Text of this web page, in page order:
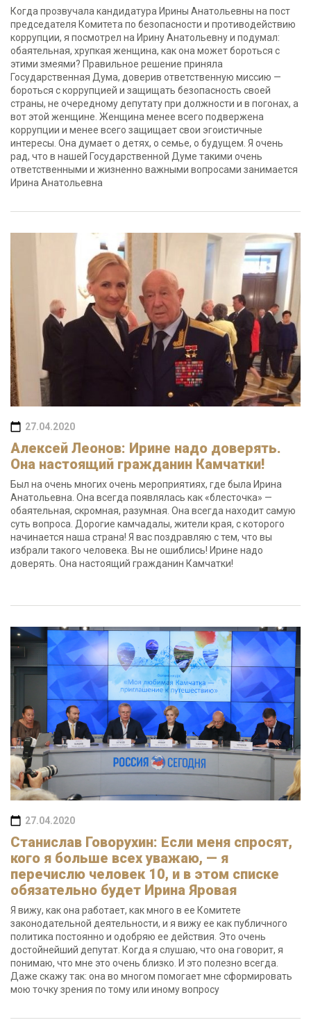
Когда прозвучала кандидатура Ирины Анатольевны на пост
председателя Комитета по безопасности и противодействию
коррупции, я посмотрел на Ирину Анатольевну и подумал:
обаятельная, хрупкая женщина, как она может бороться с
этими змеями? Правильное решение приняла
Государственная Дума, доверив ответственную миссию —
бороться с коррупцией и защищать безопасность своей
страны, не очередному депутату при должности и в погонах, а
вот этой женщине. Женщина менее всего подвержена
коррупции и менее всего защищает свои эгоистичные
интересы. Она думает о детях, о семье, о будущем. Я очень
рад, что в нашей Государственной Думе такими очень
ответственными и жизненно важными вопросами занимается
Ирина Анатольевна
27.04.2020
Алексей Леонов: Ирине надо доверять.
Она настоящий гражданин Камчатки!
Был на очень многих очень мероприятиях, где была Ирина
Анатольевна. Она всегда появлялась как «блесточка» —
обаятельная, скромная, разумная. Она всегда находит самую
суть вопроса. Дорогие камчадалы, жители края, с которого
начинается наша страна! Я вас поздравляю с тем, что вы
избрали такого человека. Вы не ошиблись! Ирине надо
доверять. Она настоящий гражданин Камчатки!
27.04.2020
Станислав Говорухин: Если меня спросят,
кого я больше всех уважаю, — я
перечислю человек 10, и в этом списке
обязательно будет Ирина Яровая
Я вижу, как она работает, как много в ее Комитете
законодательной деятельности, и я вижу ее как публичного
политика постоянно и одобряю ее действия. Это очень
достойнейший депутат. Когда я слушаю, что она говорит, я
понимаю, что мне это очень близко. И это полезно всегда.
Даже скажу так: она во многом помогает мне сформировать
мою точку зрения по тому или иному вопросу